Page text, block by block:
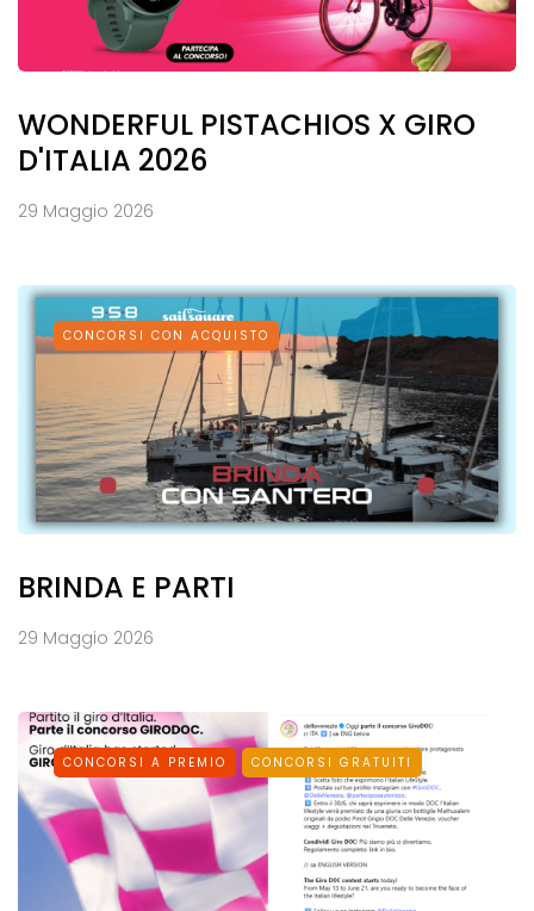
WONDERFUL PISTACHIOS X GIRO
D'ITALIA 2026
29 Maggio 2026
CONCORSI CON ACQUISTO
BRINDA E PARTI
29 Maggio 2026
CONCORSI A PREMIO CONCORSI GRATUITI